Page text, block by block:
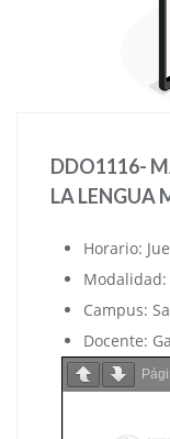
DDO1116-
LA LENGUA
Horario:
Modalidad:
Campus:
Docente: